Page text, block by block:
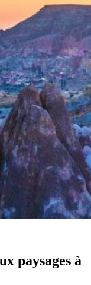
paysages à